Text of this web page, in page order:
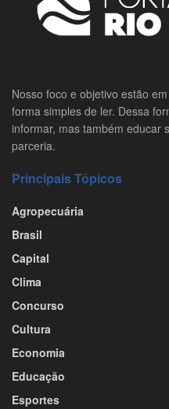
Nosso foco e objetivo estão
forma simples de ler. Dessa
informar, mas também educar
parceria.
Principais Tópicos
Agropecuária
Brasil
Capital
Clima
Concurso
Cultura
Economia
Educação
Esportes